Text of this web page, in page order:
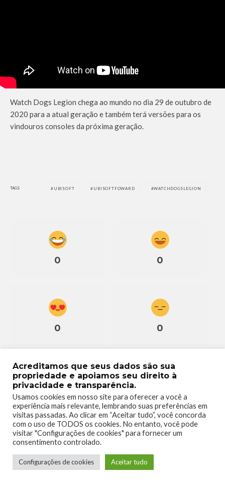
Watch Dogs Legion chega ao mundo no dia 29 de outubro de
2020 para a atual geração e também terá versões para os
vindouros consoles da próxima geração.
TAGS UBISOFT UBISOFTFOWARD WATCHDOGSLEGION
0 0
0 0
0
Acreditamos que seus dados são sua
propriedade e apoiamos seu direito à
privacidade e transparência.
Usamos cookies em nosso site para oferecer a você a
experiência mais relevante, lembrando suas preferências em
visitas passadas. Ao clicar em “Aceitar tudo”, você concorda
com o uso de TODOS os cookies. No entanto, você pode
visitar "Configurações de cookies" para fornecer um
consentimento controlado.
Configurações de cookies Aceitar tudo